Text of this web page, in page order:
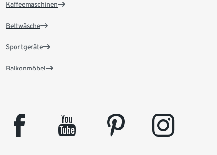
Kaffeemaschinen
Bettwäsche
Sportgeräte
Balkonmöbel
facebook youtube pinterest instagram